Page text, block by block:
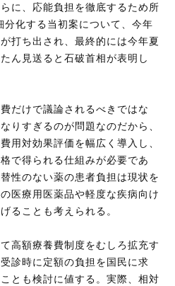
に、応能負担を徹底するため所
化する当初案について、今年
打ち出され、最終的には今年夏
ん見送ると石破首相が表明し
だけで議論されるべきではな
りすぎるのが問題なのだから、
用対効果評価を幅広く導入し、
で得られる仕組みが必要であ
性のない薬の患者負担は現状を
医療用医薬品や軽度な疾病向け
ることも考えられる。
高額療養費制度をむしろ拡充す
診時に定額の負担を国民に求
とも検討に値する。実際、相対